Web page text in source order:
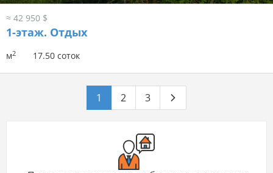
≈ 42 950 $
1-этаж. Отдых
м2 17.50 соток
1 2 3